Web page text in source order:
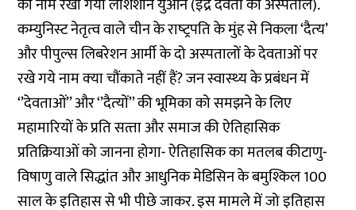
का नाम रखा गया लीशेंशान युआन (इंद्र देवता का अस्‍पताल).
कम्‍युनिस्‍ट नेतृत्‍व वाले चीन के राष्‍ट्रपति के मुंह से निकला ‘दैत्‍य’
और पीपुल्‍स लिबरेशन आर्मी के दो अस्‍पतालों के देवताओं पर
रखे गये नाम क्‍या चौंकाते नहीं हैं? जन स्‍वास्‍थ्‍य के प्रबंधन में
‘’देवताओं’’ और ‘’दैत्‍यों’’ की भूमिका को समझने के लिए
महामारियों के प्रति सत्‍ता और समाज की ऐतिहासिक
प्रतिक्रियाओं को जानना होगा- ऐतिहासिक का मतलब कीटाणु-
विषाणु वाले सिद्धांत और आधुनिक मेडिसिन के बमुश्किल 100
साल के इतिहास से भी पीछे जाकर. इस मामले में जो इतिहास